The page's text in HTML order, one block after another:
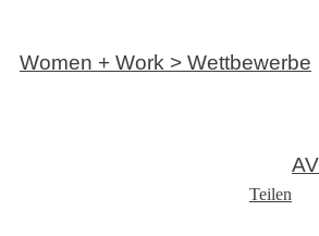
Women + Work > Wettbewerbe
Teilen